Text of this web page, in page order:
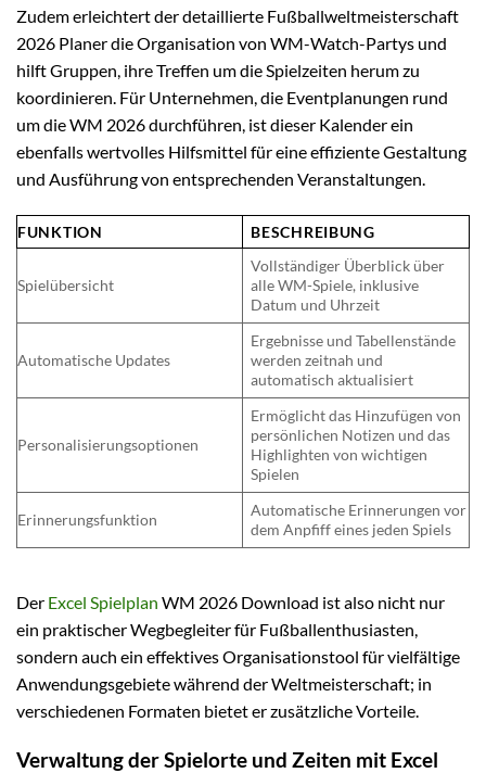
Zudem erleichtert der detaillierte Fußballweltmeisterschaft
2026 Planer die Organisation von WM-Watch-Partys und
hilft Gruppen, ihre Treffen um die Spielzeiten herum zu
koordinieren. Für Unternehmen, die Eventplanungen rund
um die WM 2026 durchführen, ist dieser Kalender ein
ebenfalls wertvolles Hilfsmittel für eine effiziente Gestaltung
und Ausführung von entsprechenden Veranstaltungen.
FUNKTION BESCHREIBUNG
Spielübersicht
Vollständiger Überblick über
alle WM-Spiele, inklusive
Datum und Uhrzeit
Automatische Updates
Ergebnisse und Tabellenstände
werden zeitnah und
automatisch aktualisiert
Personalisierungsoptionen
Ermöglicht das Hinzufügen von
persönlichen Notizen und das
Highlighten von wichtigen
Spielen
Erinnerungsfunktion
Automatische Erinnerungen vor
dem Anpfiff eines jeden Spiels
Der Excel Spielplan WM 2026 Download ist also nicht nur
ein praktischer Wegbegleiter für Fußballenthusiasten,
sondern auch ein effektives Organisationstool für vielfältige
Anwendungsgebiete während der Weltmeisterschaft; in
verschiedenen Formaten bietet er zusätzliche Vorteile.
Verwaltung der Spielorte und Zeiten mit Excel